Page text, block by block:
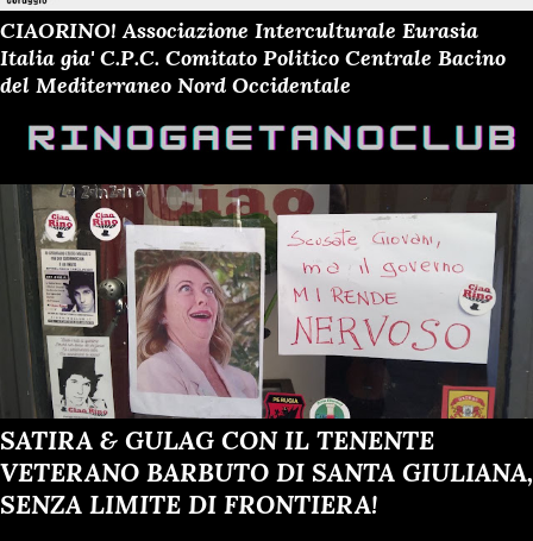
CIAORINO! Associazione Interculturale Eurasia
Italia gia' C.P.C. Comitato Politico Centrale Bacino
del Mediterraneo Nord Occidentale
SATIRA & GULAG CON IL TENENTE
VETERANO BARBUTO DI SANTA GIULIANA,
SENZA LIMITE DI FRONTIERA!